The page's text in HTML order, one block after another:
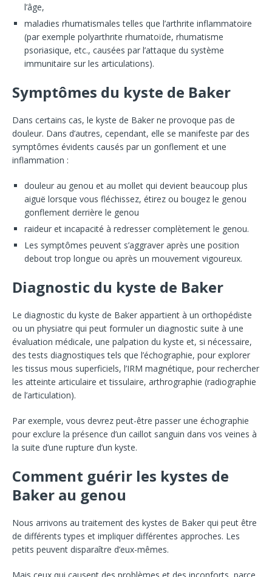
l’âge,
maladies rhumatismales telles que l’arthrite inflammatoire
(par exemple polyarthrite rhumatoïde, rhumatisme
psoriasique, etc., causées par l’attaque du système
immunitaire sur les articulations).
Symptômes du kyste de Baker
Dans certains cas, le kyste de Baker ne provoque pas de
douleur. Dans d’autres, cependant, elle se manifeste par des
symptômes évidents causés par un gonflement et une
inflammation :
douleur au genou et au mollet qui devient beaucoup plus
aiguë lorsque vous fléchissez, étirez ou bougez le genou
gonflement derrière le genou
raideur et incapacité à redresser complètement le genou.
Les symptômes peuvent s’aggraver après une position
debout trop longue ou après un mouvement vigoureux.
Diagnostic du kyste de Baker
Le diagnostic du kyste de Baker appartient à un orthopédiste
ou un physiatre qui peut formuler un diagnostic suite à une
évaluation médicale, une palpation du kyste et, si nécessaire,
des tests diagnostiques tels que l’échographie, pour explorer
les tissus mous superficiels, l’IRM magnétique, pour rechercher
les atteinte articulaire et tissulaire, arthrographie (radiographie
de l’articulation).
Par exemple, vous devrez peut-être passer une échographie
pour exclure la présence d’un caillot sanguin dans vos veines à
la suite d’une rupture d’un kyste.
Comment guérir les kystes de
Baker au genou
Nous arrivons au traitement des kystes de Baker qui peut être
de différents types et impliquer différentes approches. Les
petits peuvent disparaître d’eux-mêmes.
Mais ceux qui causent des problèmes et des inconforts, parce